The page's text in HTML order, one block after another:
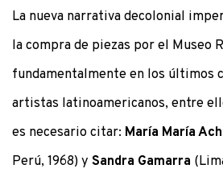
La nueva narrativa decolonial
la compra de piezas por el Museo
fundamentalmente en los últimos
artistas latinoamericanos, entre
es necesario citar: María María
Perú, 1968) y Sandra Gamarra